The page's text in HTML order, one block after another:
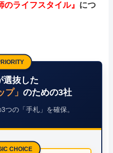
のライフスタイル』 につ
選抜した
プ」 のための3社
つの「手札」を確保。
CHOICE